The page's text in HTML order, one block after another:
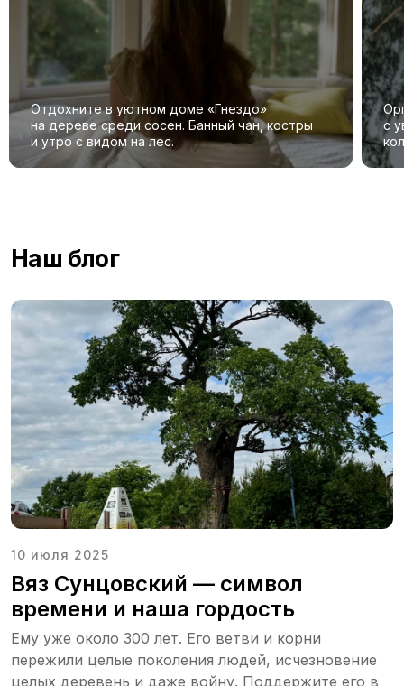
Отдохните в уютном доме «Гнездо»
на дереве среди сосен. Банный чан, костры
и утро с видом на лес.
с
Наш блог
10 июля 2025
Вяз Сунцовский — символ
времени и наша гордость
Ему уже около 300 лет. Его ветви и корни
пережили целые поколения людей, исчезновение
целых деревень и даже войну. Поддержите его в